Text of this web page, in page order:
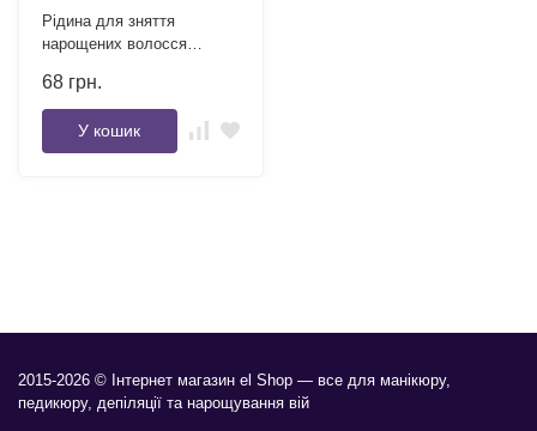
Рідина для зняття
нарощених волосся
68 грн.
У кошик
2015-2026 © Інтернет магазин el Shop — все для манікюру,
педикюру, депіляції та нарощування вій